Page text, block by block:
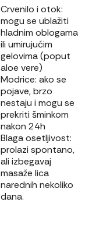
Crvenilo i otok:
mogu se ublažiti
hladnim oblogama
ili umirujućim
gelovima (poput
aloe vere)
Modrice: ako se
pojave, brzo
nestaju i mogu se
prekriti šminkom
nakon 24h
Blaga osetljivost:
prolazi spontano,
ali izbegavaj
masaže lica
narednih nekoliko
dana.